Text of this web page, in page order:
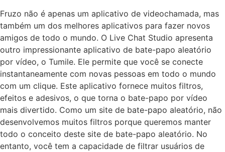
Fruzo não é apenas um aplicativo de videochamada, mas
também um dos melhores aplicativos para fazer novos
amigos de todo o mundo. O Live Chat Studio apresenta
outro impressionante aplicativo de bate-papo aleatório
por vídeo, o Tumile. Ele permite que você se conecte
instantaneamente com novas pessoas em todo o mundo
com um clique. Este aplicativo fornece muitos filtros,
efeitos e adesivos, o que torna o bate-papo por vídeo
mais divertido. Como um site de bate-papo aleatório, não
desenvolvemos muitos filtros porque queremos manter
todo o conceito deste site de bate-papo aleatório. No
entanto, você tem a capacidade de filtrar usuários de